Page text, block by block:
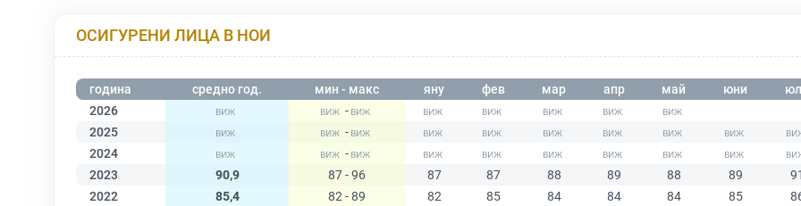
ОСИГУРЕНИ ЛИЦА В НОИ
година средно год. мин - макс яну фев мар апр май юни
2026
-
2025
-
2024
-
2023
90,9 87 - 96 87 87 88 89 88 89
2022
85,4 82 - 89 82 85 84 84 84 85